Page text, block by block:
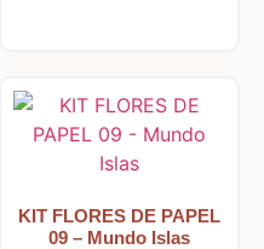
– Borboletas – Bicicletas
KIT FLORES DE PAPEL
09 – Mundo Islas